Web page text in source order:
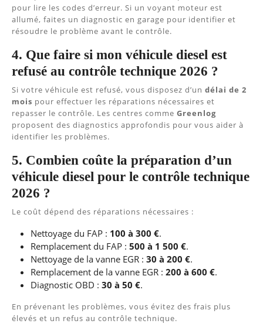
pour lire les codes d’erreur. Si un voyant moteur est
allumé, faites un diagnostic en garage pour identifier et
résoudre le problème avant le contrôle.
4. Que faire si mon véhicule diesel est
refusé au contrôle technique 2026 ?
Si votre véhicule est refusé, vous disposez d’un délai de 2
mois pour effectuer les réparations nécessaires et
repasser le contrôle. Les centres comme Greenlog
proposent des diagnostics approfondis pour vous aider à
identifier les problèmes.
5. Combien coûte la préparation d’un
véhicule diesel pour le contrôle technique
2026 ?
Le coût dépend des réparations nécessaires :
Nettoyage du FAP : 100 à 300 €.
Remplacement du FAP : 500 à 1 500 €.
Nettoyage de la vanne EGR : 30 à 200 €.
Remplacement de la vanne EGR : 200 à 600 €.
Diagnostic OBD : 30 à 50 €.
En prévenant les problèmes, vous évitez des frais plus
élevés et un refus au contrôle technique.